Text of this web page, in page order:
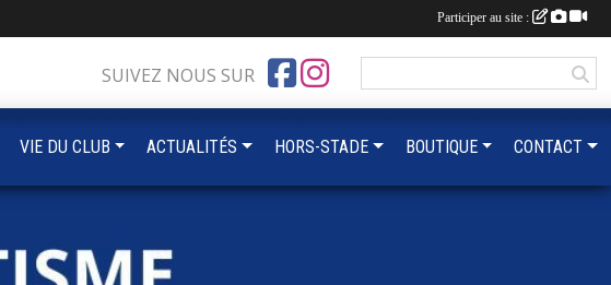
SUIVEZ NOUS SUR
VIE DU CLUB ACTUALITÉS HORS-STADE BOUTIQUE CONTACT
Participer au site :